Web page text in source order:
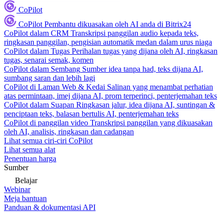
CoPilot
CoPilot Pembantu dikuasakan oleh AI anda di Bitrix24
CoPilot dalam CRM Transkripsi panggilan audio kepada teks,
ringkasan panggilan, pengisian automatik medan dalam urus niaga
CoPilot dalam Tugas Perihalan tugas yang dijana oleh AI, ringkasan
tugas, senarai semak, komen
CoPilot dalam Sembang Sumber idea tanpa had, teks dijana AI,
sumbang saran dan lebih lagi
CoPilot di Laman Web & Kedai Salinan yang menambat perhatian
atas permintaan, imej dijana AI, prom terperinci, penterjemahan teks
CoPilot dalam Suapan Ringkasan jalur, idea dijana AI, suntingan &
penciptaan teks, balasan bertulis AI, penterjemahan teks
CoPilot di panggilan video Transkripsi panggilan yang dikuasakan
oleh AI, analisis, ringkasan dan cadangan
Lihat semua ciri-ciri CoPilot
Lihat semua alat
Penentuan harga
Sumber
Belajar
Webinar
Meja bantuan
Panduan & dokumentasi API